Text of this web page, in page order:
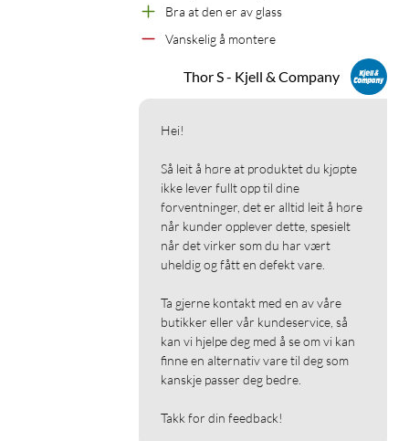
Bra at den er av glass
Vanskelig å montere
Thor S - Kjell & Company
Hei!
Så leit å høre at produktet du kjøpte
ikke lever fullt opp til dine
forventninger, det er alltid leit å høre
når kunder opplever dette, spesielt
når det virker som du har vært
uheldig og fått en defekt vare.
Ta gjerne kontakt med en av våre
butikker eller vår kundeservice, så
kan vi hjelpe deg med å se om vi kan
finne en alternativ vare til deg som
kanskje passer deg bedre.
Takk for din feedback!